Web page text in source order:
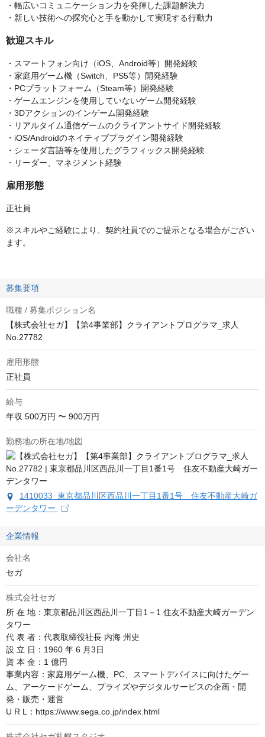
・幅広いコミュニケーション力を発揮した課題解決力
・新しい技術への探究心と手を動かして実現する行動力
歓迎スキル
・スマートフォン向け（iOS、Android等）開発経験
・家庭用ゲーム機（Switch、PS5等）開発経験
・PCプラットフォーム（Steam等）開発経験
・ゲームエンジンを使用していないゲーム開発経験
・3Dアクションのインゲーム開発経験
・リアルタイム通信ゲームのクライアントサイド開発経験
・iOS/Androidのネイティブプラグイン開発経験
・シェーダ言語等を使用したグラフィックス開発経験
・リーダー、マネジメント経験
雇用形態
正社員
※スキルやご経験により、契約社員でのご提示となる場合がござい
ます。
募集要項
職種 / 募集ポジション名
【株式会社セガ】【第4事業部】クライアントプログラマ_求人
No.27782
雇用形態
正社員
給与
年収 500万円 〜 900万円
勤務地の所在地/地図
1410033 東京都品川区西品川一丁目1番1号 住友不動産大崎ガ
ーデンタワー
企業情報
会社名
セガ
株式会社セガ
所 在 地：東京都品川区西品川一丁目1－1 住友不動産大崎ガーデン
タワー
代 表 者：代表取締役社長 内海 州史
設 立 日：1960 年 6 月3日
資 本 金：1 億円
事業内容：家庭用ゲーム機、PC、スマートデバイスに向けたゲー
ム、アーケードゲーム、プライズやデジタルサービスの企画・開
発・販売・運営
U R L：https://www.sega.co.jp/index.html